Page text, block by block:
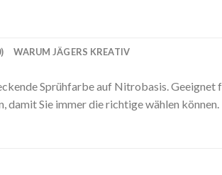
WARUM JÄGERS KREATIV
Sprühfarbe auf Nitrobasis.
damit Sie immer die richtige wählen können.